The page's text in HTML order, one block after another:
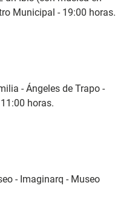
Municipal - 19:00 horas.
- Ángeles de Trapo -
horas.
- Imaginarq - Museo